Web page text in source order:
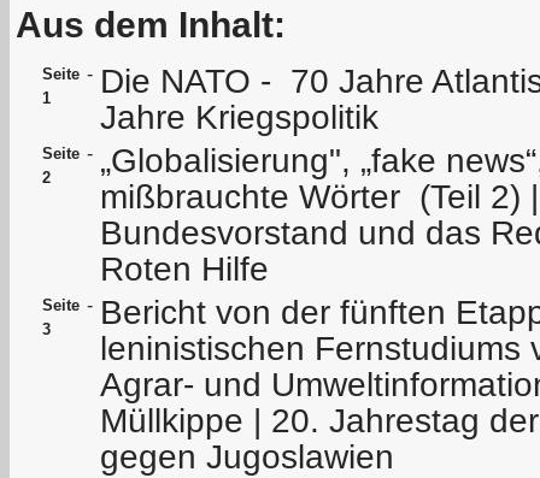
Aus dem Inhalt:
Seite
1
- Die NATO - 70 Jahre
Jahre Kriegspolitik
Seite
2
- „Globalisierung", „fake
mißbrauchte Wörter (Teil 2)
Bundesvorstand und das
Roten Hilfe
Seite
3
- Bericht von der fünften
leninistischen Fernstudiums
Agrar- und
Müllkippe | 20. Jahrestag
gegen Jugoslawien